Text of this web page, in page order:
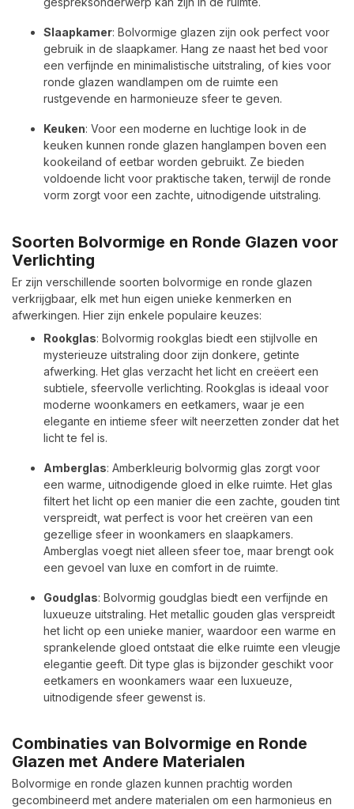
Slaapkamer: Bolvormige glazen zijn ook perfect voor
gebruik in de slaapkamer. Hang ze naast het bed voor
een verfijnde en minimalistische uitstraling, of kies voor
ronde glazen wandlampen om de ruimte een
rustgevende en harmonieuze sfeer te geven.
Keuken: Voor een moderne en luchtige look in de
keuken kunnen ronde glazen hanglampen boven een
kookeiland of eetbar worden gebruikt. Ze bieden
voldoende licht voor praktische taken, terwijl de ronde
vorm zorgt voor een zachte, uitnodigende uitstraling.
Soorten Bolvormige en Ronde Glazen voor
Verlichting
Er zijn verschillende soorten bolvormige en ronde glazen
verkrijgbaar, elk met hun eigen unieke kenmerken en
afwerkingen. Hier zijn enkele populaire keuzes:
Rookglas: Bolvormig rookglas biedt een stijlvolle en
mysterieuze uitstraling door zijn donkere, getinte
afwerking. Het glas verzacht het licht en creëert een
subtiele, sfeervolle verlichting. Rookglas is ideaal voor
moderne woonkamers en eetkamers, waar je een
elegante en intieme sfeer wilt neerzetten zonder dat het
licht te fel is.
Amberglas: Amberkleurig bolvormig glas zorgt voor
een warme, uitnodigende gloed in elke ruimte. Het glas
filtert het licht op een manier die een zachte, gouden tint
verspreidt, wat perfect is voor het creëren van een
gezellige sfeer in woonkamers en slaapkamers.
Amberglas voegt niet alleen sfeer toe, maar brengt ook
een gevoel van luxe en comfort in de ruimte.
Goudglas: Bolvormig goudglas biedt een verfijnde en
luxueuze uitstraling. Het metallic gouden glas verspreidt
het licht op een unieke manier, waardoor een warme en
sprankelende gloed ontstaat die elke ruimte een vleugje
elegantie geeft. Dit type glas is bijzonder geschikt voor
eetkamers en woonkamers waar een luxueuze,
uitnodigende sfeer gewenst is.
Combinaties van Bolvormige en Ronde
Glazen met Andere Materialen
Bolvormige en ronde glazen kunnen prachtig worden
gecombineerd met andere materialen om een harmonieus en